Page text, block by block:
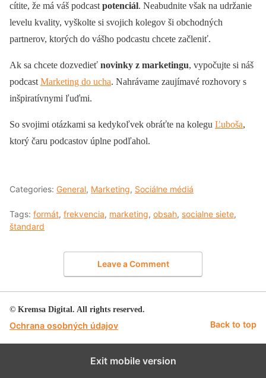
cítite, že má váš podcastpotenciál. Neabudnite však na udržanie
levelu kvality, vyškolte si svojich kolegov ši obchodných
partnerov, ktorých do vášho podcastu chcete začleniť.
Ak sa chcete dozvedieť novinky z marketingu, vypočujte si náš
podcastMarketing do ucha. Nahrávame zaujímavé rozhovory s
inšpiratívnymi ľuďmi.
So svojimi otázkami sa kedykoľvek obráťte na kolegu Ľuboša,
ktorý čaru podcastov úplne podľahol.
Categories: General, Marketing, Sociálne médiá
Tags: formát, frekvencia, marketing, obsah, socialne siete,
štandard
Leave a Comment
© Kremsa Digital. All rights reserved.
Ochrana osobných údajov Back to top
Exit mobile version